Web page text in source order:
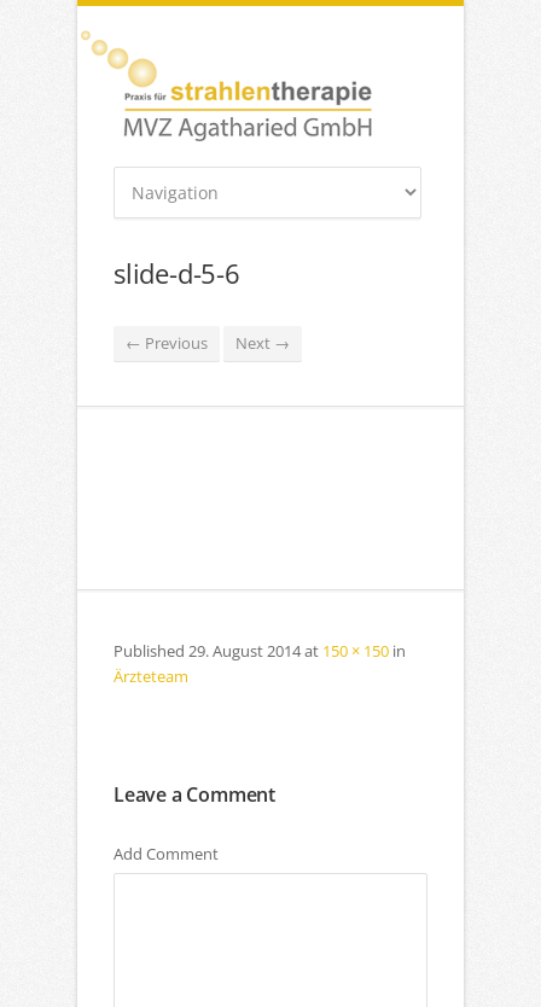
slide-d-5-6
← Previous Next →
Published 29. August 2014at 150 × 150 in
Ärzteteam
Leave a Comment
Add Comment